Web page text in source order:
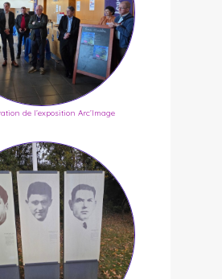
de l’exposition Arc’Image